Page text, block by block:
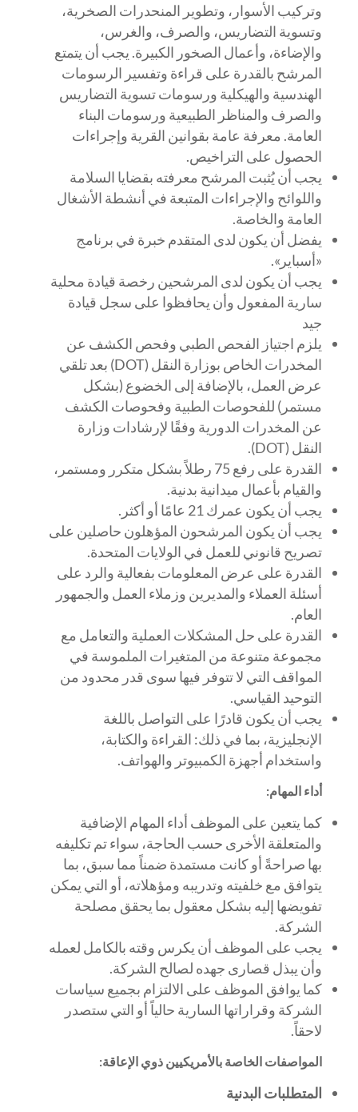
وتركيب الأسوار، وتطوير المنحدرات الصخرية،
وتسوية التضاريس، والصرف، والغرس،
والإضاءة، وأعمال الصخور الكبيرة. يجب أن يتمتع
المرشح بالقدرة على قراءة وتفسير الرسومات
الهندسية والهيكلية ورسومات تسوية التضاريس
والصرف والمناظر الطبيعية ورسومات البناء
العامة. معرفة عامة بقوانين القرية وإجراءات
الحصول على التراخيص.
يجب أن يُثبت المرشح معرفته بقضايا السلامة
واللوائح والإجراءات المتبعة في أنشطة الأشغال
العامة والخاصة.
يفضل أن يكون لدى المتقدم خبرة في برنامج
«أسباير».
يجب أن يكون لدى المرشحين رخصة قيادة محلية
سارية المفعول وأن يحافظوا على سجل قيادة
جيد
يلزم اجتياز الفحص الطبي وفحص الكشف عن
المخدرات الخاص بوزارة النقل (DOT) بعد تلقي
عرض العمل، بالإضافة إلى الخضوع (بشكل
مستمر) للفحوصات الطبية وفحوصات الكشف
عن المخدرات الدورية وفقًا لإرشادات وزارة
النقل (DOT).
القدرة على رفع 75 رطلاً بشكل متكرر ومستمر،
والقيام بأعمال ميدانية بدنية.
يجب أن يكون عمرك 21 عامًا أو أكثر.
يجب أن يكون المرشحون المؤهلون حاصلين على
تصريح قانوني للعمل في الولايات المتحدة.
القدرة على عرض المعلومات بفعالية والرد على
أسئلة العملاء والمديرين وزملاء العمل والجمهور
العام.
القدرة على حل المشكلات العملية والتعامل مع
مجموعة متنوعة من المتغيرات الملموسة في
المواقف التي لا تتوفر فيها سوى قدر محدود من
التوحيد القياسي.
يجب أن يكون قادرًا على التواصل باللغة
الإنجليزية، بما في ذلك: القراءة والكتابة،
واستخدام أجهزة الكمبيوتر والهواتف.
أداء المهام:
كما يتعين على الموظف أداء المهام الإضافية
والمتعلقة الأخرى حسب الحاجة، سواء تم تكليفه
بها صراحةً أو كانت مستمدة ضمناً مما سبق، بما
يتوافق مع خلفيته وتدريبه ومؤهلاته، أو التي يمكن
تفويضها إليه بشكل معقول بما يحقق مصلحة
الشركة.
يجب على الموظف أن يكرس وقته بالكامل لعمله
وأن يبذل قصارى جهده لصالح الشركة.
كما يوافق الموظف على الالتزام بجميع سياسات
الشركة وقراراتها السارية حالياً أو التي ستصدر
لاحقاً.
المواصفات الخاصة بالأمريكيين ذوي الإعاقة:
المتطلبات البدنية